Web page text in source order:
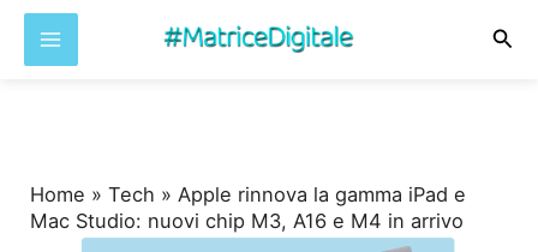
Home »Tech »Apple rinnova la gamma iPad e
Mac Studio: nuovi chip M3, A16 e M4 in arrivo